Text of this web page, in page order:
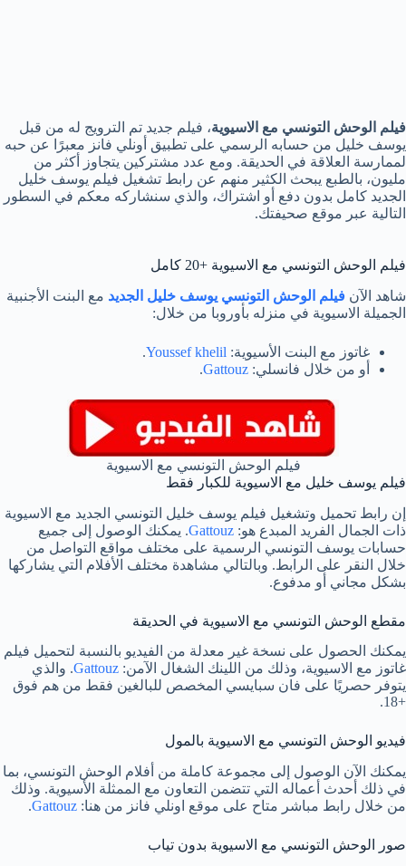
فيلم الوحش التونسي مع الاسيوية، فيلم جديد تم الترويج له من قبل
يوسف خليل من حسابه الرسمي على تطبيق أونلي فانز معبرًا عن حبه
لممارسة العلاقة في الحديقة. ومع عدد مشتركين يتجاوز أكثر من
مليون، بالطبع يبحث الكثير منهم عن رابط تشغيل فيلم يوسف خليل
الجديد كامل بدون دفع أو اشتراك، والذي سنشاركه معكم في السطور
التالية عبر موقع صحيفتك.
فيلم الوحش التونسي مع الاسيوية +20 كامل
شاهد الآن فيلم الوحش التونسي يوسف خليل الجديد مع البنت الأجنبية
الجميلة الاسيوية في منزله بأوروبا من خلال:
غاتوز مع البنت الأسيوية: Youssef khelil
.
أو من خلال فانسلي: Gattouz
.
فيلم الوحش التونسي مع الاسيوية
فيلم يوسف خليل مع الاسيوية للكبار فقط
إن رابط تحميل وتشغيل فيلم يوسف خليل التونسي الجديد مع الاسيوية
ذات الجمال الفريد المبدع هو: Gattouz. يمكنك الوصول إلى جميع
حسابات يوسف التونسي الرسمية على مختلف مواقع التواصل من
خلال النقر على الرابط. وبالتالي مشاهدة مختلف الأفلام التي يشاركها
بشكل مجاني أو مدفوع.
مقطع الوحش التونسي مع الاسيوية في الحديقة
يمكنك الحصول على نسخة غير معدلة من الفيديو بالنسبة لتحميل فيلم
غاتوز مع الاسيوية، وذلك من اللينك الشغال الآمن: Gattouz. والذي
يتوفر حصريًا على فان سبايسي المخصص للبالغين فقط من هم فوق
+18.
فيديو الوحش التونسي مع الاسيوية بالمول
يمكنك الآن الوصول إلى مجموعة كاملة من أفلام الوحش التونسي، بما
في ذلك أحدث أعماله التي تتضمن التعاون مع الممثلة الأسيوية. وذلك
من خلال رابط مباشر متاح على موقع اونلي فانز من هنا: Gattouz
.
صور الوحش التونسي مع الاسيوية بدون تياب